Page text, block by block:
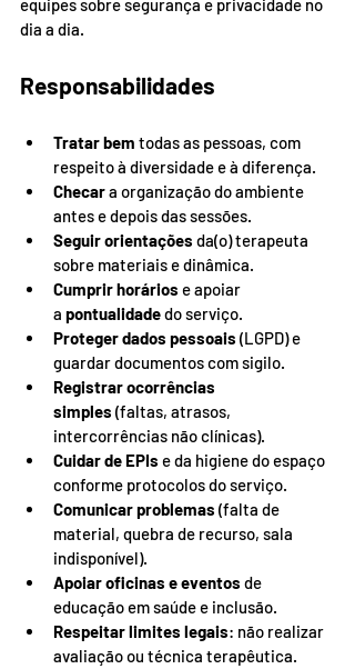
equipes sobre segurança e privacidade no
dia a dia.
Responsabilidades
Tratar bem todas as pessoas, com
respeito à diversidade e à diferença.
Checar a organização do ambiente
antes e depois das sessões.
Seguir orientações da(o) terapeuta
sobre materiais e dinâmica.
Cumprir horários e apoiar
a pontualidade do serviço.
Proteger dados pessoais (LGPD) e
guardar documentos com sigilo.
Registrar ocorrências
simples (faltas, atrasos,
intercorrências não clínicas).
Cuidar de EPIs e da higiene do espaço
conforme protocolos do serviço.
Comunicar problemas (falta de
material, quebra de recurso, sala
indisponível).
Apoiar oficinas e eventos de
educação em saúde e inclusão.
Respeitar limites legais: não realizar
avaliação ou técnica terapêutica.